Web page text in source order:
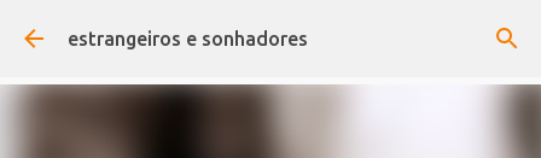
Pular para o conteúdo principal
estrangeiros e sonhadores